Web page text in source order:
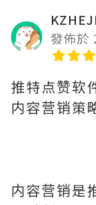
發佈於
推特点赞软
内容营销策
内容营销是